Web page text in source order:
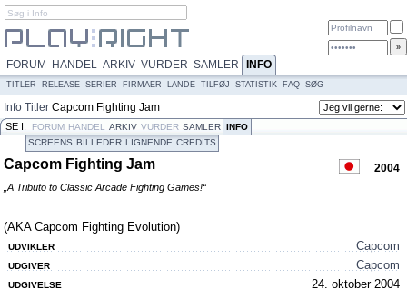
FORUM HANDEL ARKIV VURDER SAMLER INFO
TITLER RELEASE SERIER FIRMAER LANDE TILFØJ STATISTIK FAQ SØG
Info Titler Capcom Fighting Jam
SE I: FORUM HANDEL ARKIV VURDER SAMLER INFO
SCREENS BILLEDER LIGNENDE CREDITS
Capcom Fighting Jam 2004
„A Tributo to Classic Arcade Fighting Games!“
(AKA Capcom Fighting Evolution)
UDVIKLER Capcom
UDGIVER Capcom
UDGIVELSE 24. oktober 2004